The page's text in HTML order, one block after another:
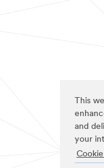
This
and
your